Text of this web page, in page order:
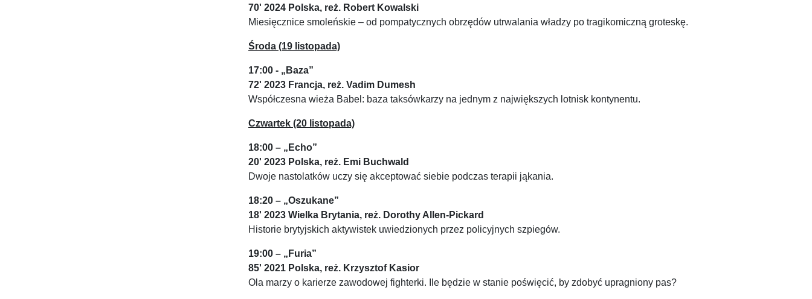
70' 2024 Polska, reż. Robert Kowalski
Miesięcznice smoleńskie – od pompatycznych obrzędów utrwalania władzy po tragikomiczną groteskę.
Środa (19 listopada)
17:00 - „Baza”
72' 2023 Francja, reż. Vadim Dumesh
Współczesna wieża Babel: baza taksówkarzy na jednym z największych lotnisk kontynentu.
Czwartek (20 listopada)
18:00 – „Echo”
20' 2023 Polska, reż. Emi Buchwald
Dwoje nastolatków uczy się akceptować siebie podczas terapii jąkania.
18:20 – „Oszukane”
18' 2023 Wielka Brytania, reż. Dorothy Allen-Pickard
Historie brytyjskich aktywistek uwiedzionych przez policyjnych szpiegów.
19:00 – „Furia”
85' 2021 Polska, reż. Krzysztof Kasior
Ola marzy o karierze zawodowej fighterki. Ile będzie w stanie poświęcić, by zdobyć upragniony pas?